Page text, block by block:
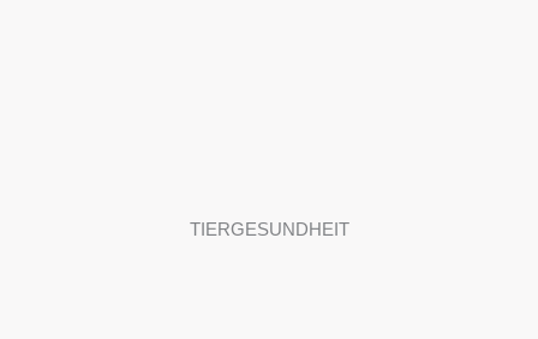
TIERGESUNDHEIT